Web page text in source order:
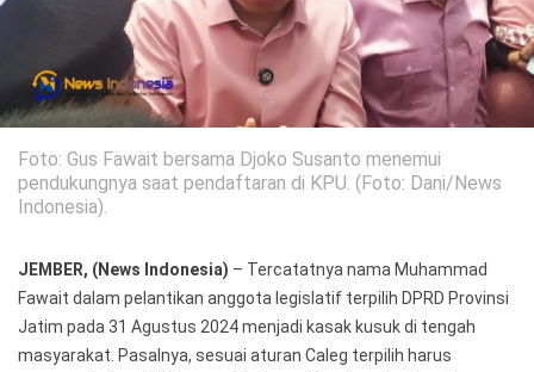
Iptek
Pendidikan Ilmiah
Teknologi
Sosial Budaya
Wisata
Foto: Gus Fawait bersama Djoko Susanto menemui
pendukungnya saat pendaftaran di KPU. (Foto: Dani/News
Indonesia).
JEMBER, (News Indonesia) – Tercatatnya nama Muhammad
Fawait dalam pelantikan anggota legislatif terpilih DPRD Provinsi
Jatim pada 31 Agustus 2024 menjadi kasak kusuk di tengah
masyarakat. Pasalnya, sesuai aturan Caleg terpilih harus